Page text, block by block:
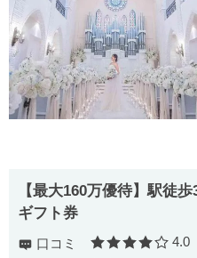
【最大160万優待】駅徒
ギフト券
口コミ 口
4.0